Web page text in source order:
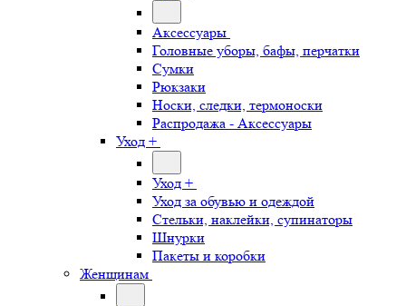
Аксессуары
Головные уборы, бафы, перчатки
Сумки
Рюкзаки
Носки, следки, термоноски
Распродажа - Аксессуары
Уход +
Уход +
Уход за обувью и одеждой
Стельки, наклейки, супинаторы
Шнурки
Пакеты и коробки
Женщинам